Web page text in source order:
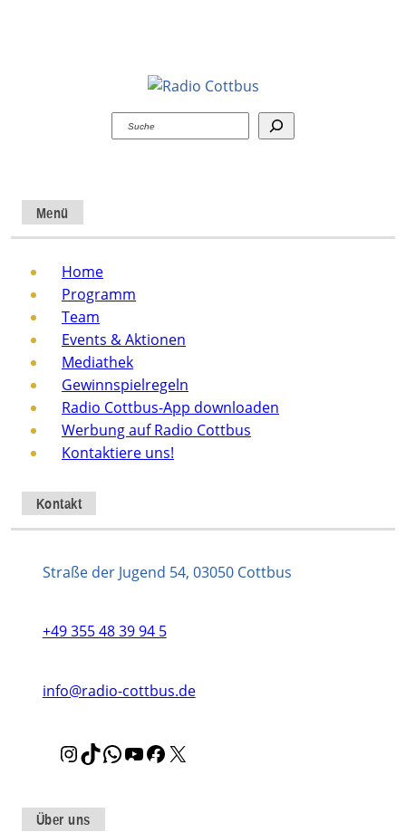
Suchen
Menü
Home
Programm
Team
Events & Aktionen
Mediathek
Gewinnspielregeln
Radio Cottbus-App downloaden
Werbung auf Radio Cottbus
Kontaktiere uns!
Kontakt
Straße der Jugend 54, 03050 Cottbus
+49 355 48 39 94 5
info@radio-cottbus.de
I
t
T
W Y
F
Über uns